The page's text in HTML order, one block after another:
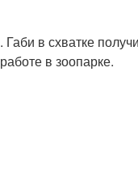
. Габи в схватке
работе в зоопарке.